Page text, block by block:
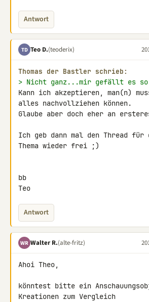
Antwort
TD Teo D.(teoderix)
Thomas der Bastler schrieb:
> Nicht ganz...mir gefällt es
Kann ich akzeptieren, man(n)
alles nachvollziehen können.
Glaube aber doch eher an
Ich geb dann mal den Thread
Thema wieder frei ;)
bb
Teo
Antwort
WR Walter R.(alte-fritz)
Ahoi Theo,
könntest bitte ein
Kreationen zum Vergleich